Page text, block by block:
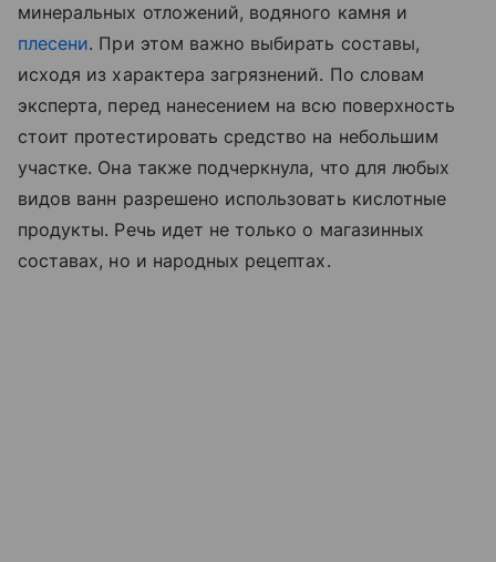
минеральных отложений, водяного камня и
плесени. При этом важно выбирать составы,
исходя из характера загрязнений. По словам
эксперта, перед нанесением на всю поверхность
стоит протестировать средство на небольшим
участке. Она также подчеркнула, что для любых
видов ванн разрешено использовать кислотные
продукты. Речь идет не только о магазинных
составах, но и народных рецептах.